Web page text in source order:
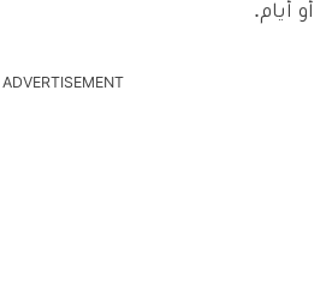
أو أيام.
ADVERTISEMENT